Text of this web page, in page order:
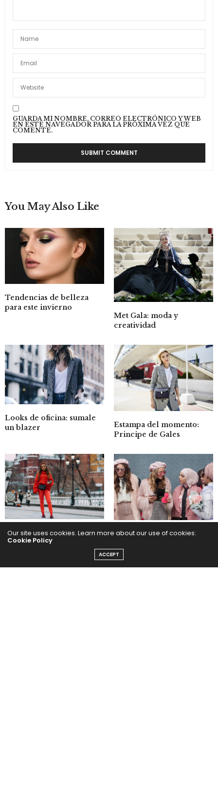
GUARDA MI NOMBRE, CORREO ELECTRÓNICO Y WEB
EN ESTE NAVEGADOR PARA LA PRÓXIMA VEZ QUE
COMENTE.
You May Also Like
Tendencias de belleza
para este invierno
Met Gala: moda y
creatividad
Looks de oficina: sumale
un blazer
Estampa del momento:
Principe de Gales
Trend Alert! Total Red
Rosa, metalizado y
Our site uses cookies. Learn more about our use of cookies:
Cookie Policy
ACCEPT